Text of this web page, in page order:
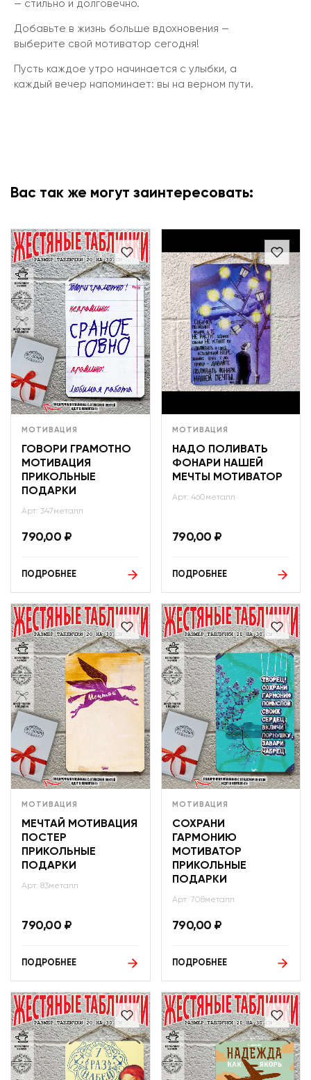
— стильно и долговечно.
Добавьте в жизнь больше вдохновения —
выберите свой мотиватор сегодня!
Пусть каждое утро начинается с улыбки, а
каждый вечер напоминает: вы на верном пути.
Вас так же могут заинтересовать:
МОТИВАЦИЯ
ГОВОРИ ГРАМОТНО
МОТИВАЦИЯ
ПРИКОЛЬНЫЕ
ПОДАРКИ
Арт: 347металл
790,00 ₽
ПОДРОБНЕЕ
МОТИВАЦИЯ
НАДО ПОЛИВАТЬ
ФОНАРИ НАШЕЙ
МЕЧТЫ МОТИВАТОР
Арт: 460металл
790,00 ₽
ПОДРОБНЕЕ
МОТИВАЦИЯ
МЕЧТАЙ МОТИВАЦИЯ
ПОСТЕР
ПРИКОЛЬНЫЕ
ПОДАРКИ
Арт: 83металл
790,00 ₽
ПОДРОБНЕЕ
МОТИВАЦИЯ
СОХРАНИ
ГАРМОНИЮ
МОТИВАТОР
ПРИКОЛЬНЫЕ
ПОДАРКИ
Арт: 708металл
790,00 ₽
ПОДРОБНЕЕ